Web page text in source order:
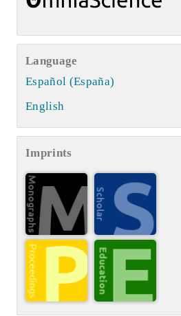
Language
Español (España)
English
Imprints